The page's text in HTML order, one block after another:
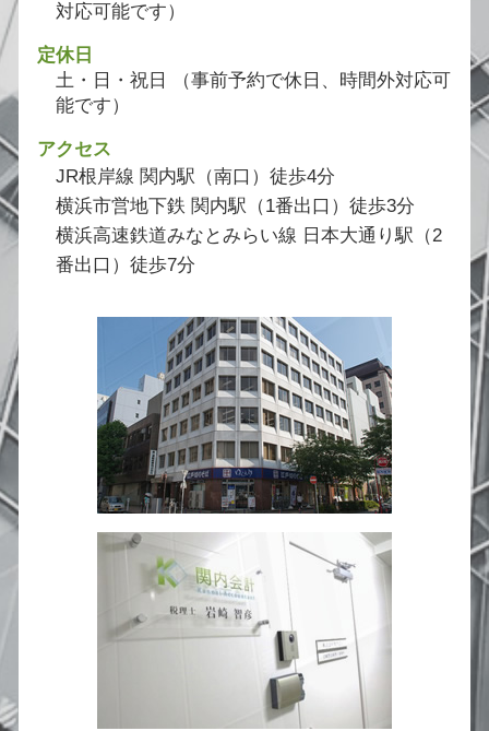
対応可能です）
定休日
土・日・祝日 （事前予約で休日、時間外対応可
能です）
アクセス
JR根岸線 関内駅（南口）徒歩4分
横浜市営地下鉄 関内駅（1番出口）徒歩3分
横浜高速鉄道みなとみらい線 日本大通り駅（2
番出口）徒歩7分